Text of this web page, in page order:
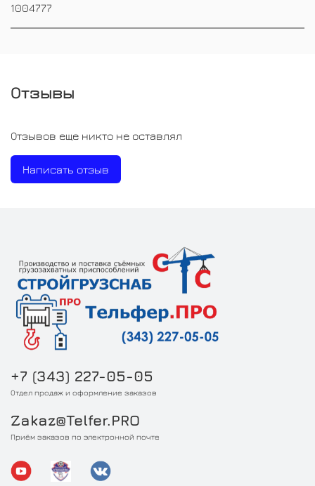
1004777
Отзывы
Отзывов еще никто не оставлял
Написать отзыв
+7 (343) 227-05-05
Отдел продаж и оформление заказов
Zakaz@Telfer.PRO
Приём заказов по электронной почте